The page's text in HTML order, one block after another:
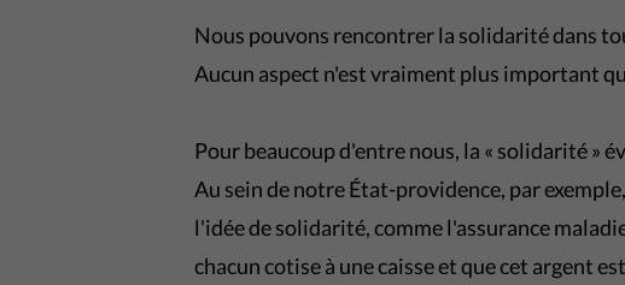
Nous pouvons rencontrer la solidarité dans
Aucun aspect n'est vraiment plus important
Pour beaucoup d'entre nous, la « solidarité »
Au sein de notre État-providence, par
l'idée de solidarité, comme l'assurance
chacun cotise à une caisse et que cet argent